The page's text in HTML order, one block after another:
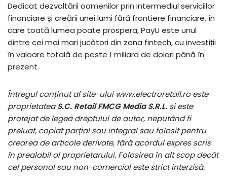
Dedicat dezvoltării oamenilor prin intermediul serviciilor
financiare și creării unei lumi fără frontiere financiare, în
care toată lumea poate prospera, PayU este unul
dintre cei mai mari jucători din zona fintech, cu investiții
în valoare totală de peste 1 miliard de dolari până în
prezent.
Întregul conținut al site-ului www.electroretail.ro este
proprietateaS.C. Retail FMCG Media S.R.L. și este
protejat de legea dreptului de autor, neputând fi
preluat, copiat parțial sau integral sau folosit pentru
crearea de articole derivate, fără acordul expres scris
în prealabil al proprietarului. Folosirea în alt scop decât
cel personal sau non-comercial este strict interzisă.